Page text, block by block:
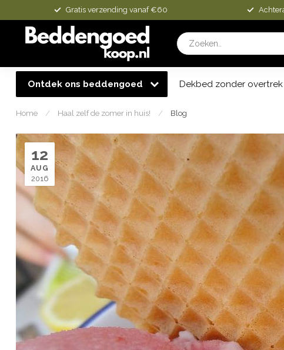
Gratis verzending vanaf €60
Ontdek ons beddengoed Dekbed zonder overtrek
Home / Haal zelf de zomer in huis! / Blog
12
AUG
2016